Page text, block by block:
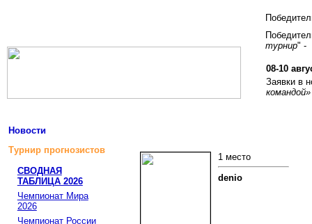
турнир" -
08-10
Заявки в
командой»
Новости
Турнир прогнозистов
СВОДНАЯ
ТАБЛИЦА 2026
Чемпионат Мира
2026
Чемпионат России
1 место
denio